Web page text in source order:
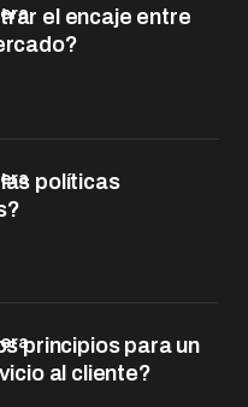
el encaje entre
políticas
principios para un
al cliente?